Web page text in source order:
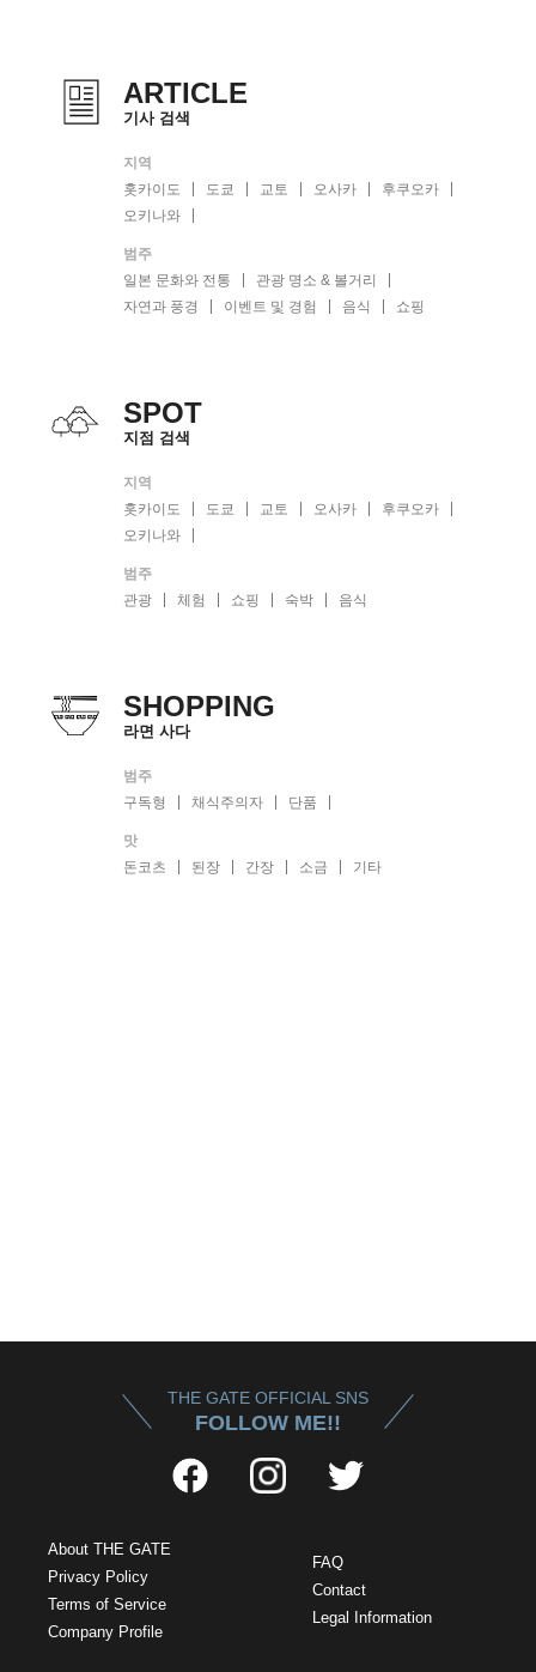
ARTICLE
기사 검색
지역
홋카이도
도쿄 교토 오사카
후쿠오카
오키나와
범주
일본 문화와 전통
관광 명소 & 볼거리
자연과 풍경
이벤트 및 경험 음식 쇼핑
SPOT
지점 검색
지역
홋카이도
도쿄 교토 오사카
후쿠오카
오키나와
범주
관광
체험 쇼핑 숙박 음식
SHOPPING
라면 사다
범주
구독형
채식주의자 단품
맛
돈코츠
된장 간장 소금 기타
THE GATE OFFICIAL SNS
FOLLOW ME!!
About THE GATE
Privacy Policy
Terms of Service
Company Profile
FAQ
Contact
Legal Information